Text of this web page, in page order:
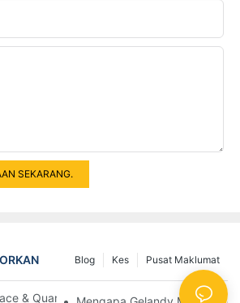
SEKARANG.
Pusat Maklumat
Kes
Blog
& Quartz Meraikan 23 Tahun Kejayaan